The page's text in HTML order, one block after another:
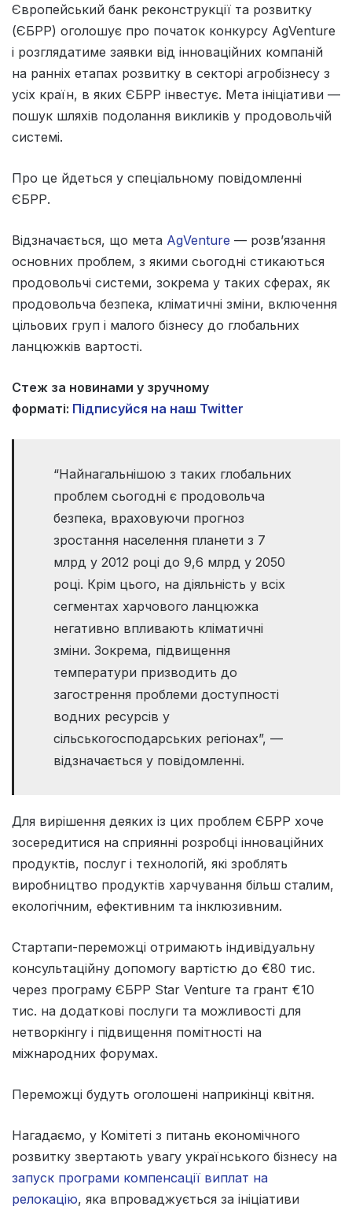
Європейський банк реконструкції та розвитку
(ЄБРР) оголошує про початок конкурсу AgVenture
і розглядатиме заявки від інноваційних компаній
на ранніх етапах розвитку в секторі агробізнесу з
усіх країн, в яких ЄБРР інвестує. Мета ініціативи —
пошук шляхів подолання викликів у продовольчій
системі.
Про це йдеться у спеціальному повідомленні
ЄБРР.
Відзначається, що мета AgVenture — розв’язання
основних проблем, з якими сьогодні стикаються
продовольчі системи, зокрема у таких сферах, як
продовольча безпека, кліматичні зміни, включення
цільових груп і малого бізнесу до глобальних
ланцюжків вартості.
Стеж за новинами у зручному
форматі: Підписуйся на наш Twitter
“Найнагальнішою з таких глобальних
проблем сьогодні є продовольча
безпека, враховуючи прогноз
зростання населення планети з 7
млрд у 2012 році до 9,6 млрд у 2050
році. Крім цього, на діяльність у всіх
сегментах харчового ланцюжка
негативно впливають кліматичні
зміни. Зокрема, підвищення
температури призводить до
загострення проблеми доступності
водних ресурсів у
сільськогосподарських регіонах”, —
відзначається у повідомленні.
Для вирішення деяких із цих проблем ЄБРР хоче
зосередитися на сприянні розробці інноваційних
продуктів, послуг і технологій, які зроблять
виробництво продуктів харчування більш сталим,
екологічним, ефективним та інклюзивним.
Стартапи-переможці отримають індивідуальну
консультаційну допомогу вартістю до €80 тис.
через програму ЄБРР Star Venture та грант €10
тис. на додаткові послуги та можливості для
нетворкінгу і підвищення помітності на
міжнародних форумах.
Переможці будуть оголошені наприкінці квітня.
Нагадаємо, у Комітеті з питань економічного
розвитку звертають увагу українського бізнесу на
запуск програми компенсації виплат на
релокацію, яка впроваджується за ініціативи